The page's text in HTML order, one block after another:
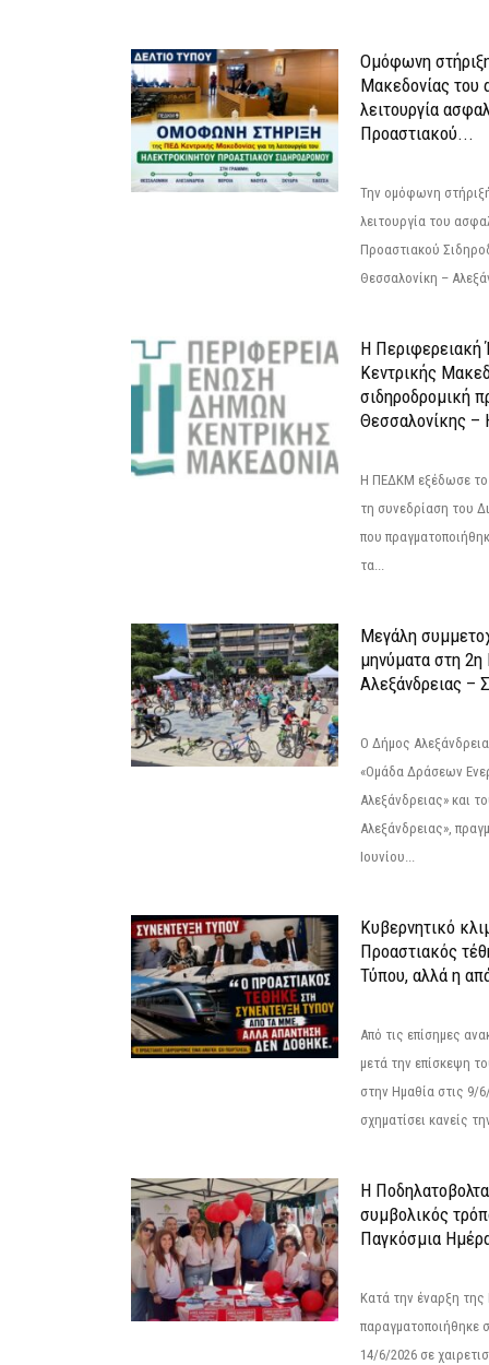
Ομόφωνη
Μακεδονίας του
λειτουργία
Προαστιακού...
Την ομόφωνη
λειτουργία του
Προαστιακού
Θεσσαλονίκη –
Η
Κεντρικής
σιδηροδρομική
Θεσσαλονίκης –
Η ΠΕΔΚΜ εξέδωσε το
τη συνεδρίαση του
που
τα...
Μεγάλη
μηνύματα στη
Αλεξάνδρειας –
Ο Δήμος
«Ομάδα Δράσεων
Αλεξάνδρειας» και
Αλεξάνδρειας»,
Ιουνίου...
Κυβερνητικό
Προαστιακός
Τύπου, αλλά η
Από τις επίσημες
μετά την επίσκεψη
στην Ημαθία στις 9/
σχηματίσει κανείς
Η Ποδηλατοβολτα
συμβολικός
Παγκόσμια
Κατά την έναρξη
παραγματοποιήθηκε
14/6/2026 σε